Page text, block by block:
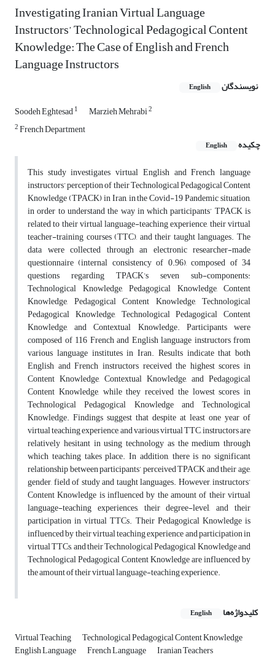
Investigating Iranian Virtual Language
Instructors’ Technological Pedagogical Content
Knowledge: The Case of English and French
Language Instructors
نویسندگان English
Soodeh Eghtesad1 Marzieh Mehrabi2
2French Department
چکیده
English
This study investigates virtual English and French language
instructors’ perception of their Technological Pedagogical Content
Knowledge (TPACK) in Iran, in the Covid-19 Pandemic situation,
in order to understand the way in which participants’ TPACK is
related to their virtual language-teaching experience, their virtual
teacher-training courses (TTC), and their taught languages. The
data were collected through an electronic researcher-made
questionnaire (internal consistency of 0.96), composed of 34
questions regarding TPACK’s seven sub-components:
Technological Knowledge, Pedagogical Knowledge, Content
Knowledge, Pedagogical Content Knowledge, Technological
Pedagogical Knowledge, Technological Pedagogical Content
Knowledge, and Contextual Knowledge. Participants were
composed of 116 French and English language instructors from
various language institutes in Iran. Results indicate that both
English and French instructors received the highest scores in
Content Knowledge, Contextual Knowledge, and Pedagogical
Content Knowledge, while they received the lowest scores in
Technological Pedagogical Knowledge and Technological
Knowledge. Findings suggest that despite at least one year of
virtual teaching experience, and various virtual TTC, instructors are
relatively hesitant in using technology as the medium through
which teaching takes place. In addition, there is no significant
relationship between participants’ perceived TPACK and their age,
gender, field of study and taught languages. However, instructors’
Content Knowledge is influenced by the amount of their virtual
language-teaching experiences, their degree-level, and their
participation in virtual TTCs. Their Pedagogical Knowledge is
influenced by their virtual teaching experience and participation in
virtual TTCs, and their Technological Pedagogical Knowledge and
Technological Pedagogical Content Knowledge are influenced by
the amount of their virtual language-teaching experience.
کلیدواژه‌ها English
Virtual Teaching Technological Pedagogical Content Knowledge
English Language French Language Iranian Teachers